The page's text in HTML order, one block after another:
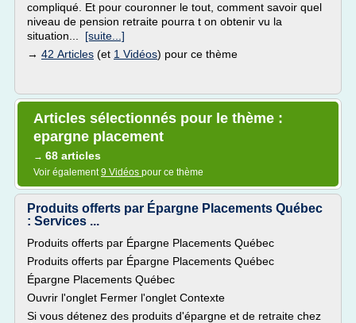
compliqué. Et pour couronner le tout, comment savoir quel
niveau de pension retraite pourra t on obtenir vu la
situation... [suite...]
→ 42 Articles (et 1 Vidéos) pour ce thème
Articles sélectionnés pour le thème :
epargne placement
→ 68 articles
Voir également9 Vidéos pour ce thème
Produits offerts par Épargne Placements Québec
: Services ...
Produits offerts par Épargne Placements Québec
Produits offerts par Épargne Placements Québec
Épargne Placements Québec
Ouvrir l'onglet Fermer l'onglet Contexte
Si vous détenez des produits d'épargne et de retraite chez